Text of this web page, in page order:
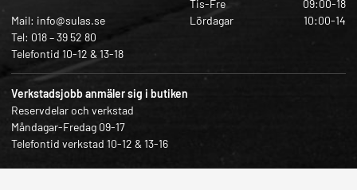
Mail: info@sulas.se
Tel: 018 – 39 52 80
Telefontid 10-12 & 13-18
Tis-Fre
09:00-18
Lördagar
10:00-14
Verkstadsjobb anmäler sig i butiken
Reservdelar och verkstad
Måndagar-Fredag 09-17
Telefontid verkstad 10-12 & 13-16